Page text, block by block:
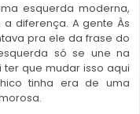
esquerda moderna,
diferença. A gente Às
pra ele da frase do
só se une na
ter que mudar isso aqui
tinha era de uma